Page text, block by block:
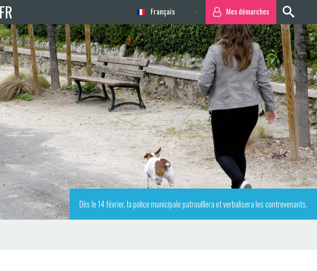
Mes démarches
Français
Dès le 14 février, la police municipale patrouillera et verbalisera les contrevenants.